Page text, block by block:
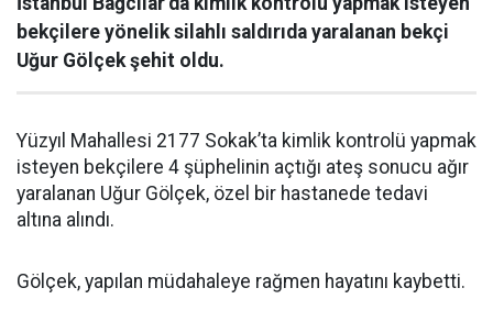
bekçilere yönelik silahlı saldırıda yaralanan bekçi
Uğur Gölçek şehit oldu.
Yüzyıl Mahallesi 2177 Sokak’ta kimlik kontrolü yapmak
isteyen bekçilere 4 şüphelinin açtığı ateş sonucu ağır
yaralanan Uğur Gölçek, özel bir hastanede tedavi
altına alındı.
Gölçek, yapılan müdahaleye rağmen hayatını kaybetti.